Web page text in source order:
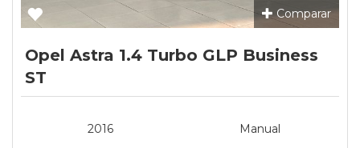
Comparar
Opel Astra 1.4 Turbo GLP Business
ST
2016
Manual